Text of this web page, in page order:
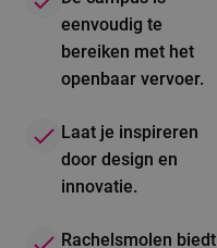
eenvoudig te
bereiken met het
openbaar vervoer.
Laat je inspireren
door design en
innovatie.
Rachelsmolen biedt